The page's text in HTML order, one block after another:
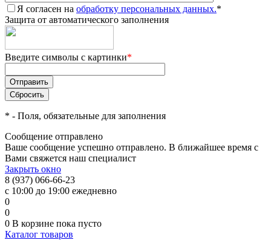
Я согласен на обработку персональных данных.*
Защита от автоматического заполнения
Введите символы с картинки*
* - Поля, обязательные для заполнения
Сообщение отправлено
Ваше сообщение успешно отправлено. В ближайшее время с
Вами свяжется наш специалист
Закрыть окно
8 (937) 066-66-23
с 10:00 до 19:00 ежедневно
0
0
0 В корзине пока пусто
Каталог товаров